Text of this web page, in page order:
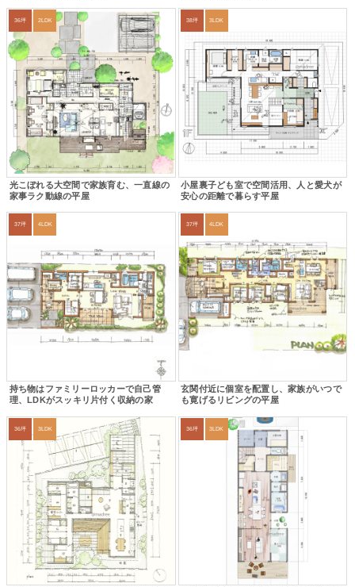
36坪 2LDK
光こぼれる大空間で家族育む、一直線の
家事ラク動線の平屋
38坪 3LDK
小屋裏子ども室で空間活用、人と愛犬が
安心の距離で暮らす平屋
37坪 4LDK
持ち物はファミリーロッカーで自己管
理、LDKがスッキリ片付く収納の家
37坪 4LDK
玄関付近に個室を配置し、家族がいつで
も寛げるリビングの平屋
36坪 3LDK 36坪 3LDK